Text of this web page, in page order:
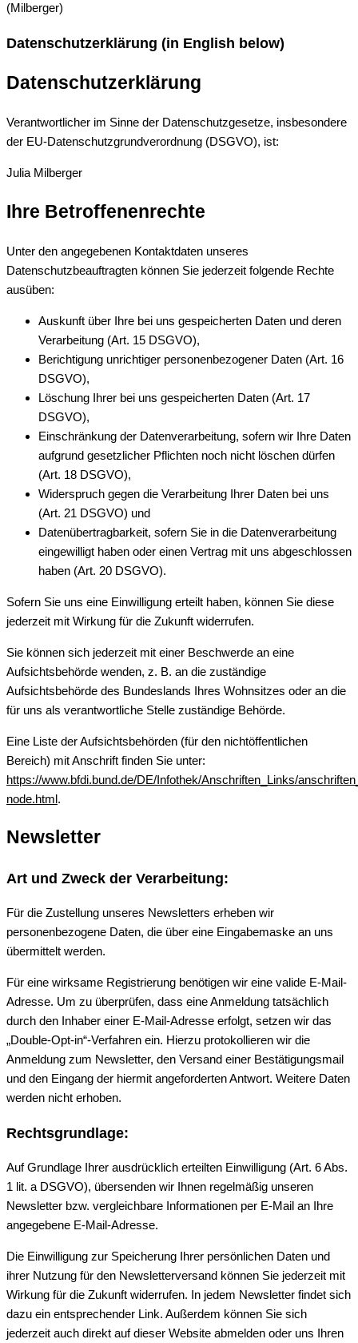
(Milberger)
Datenschutzerklärung (in English below)
Datenschutzerklärung
Verantwortlicher im Sinne der Datenschutzgesetze, insbesondere
der EU-Datenschutzgrundverordnung (DSGVO), ist:
Julia Milberger
Ihre Betroffenenrechte
Unter den angegebenen Kontaktdaten unseres
Datenschutzbeauftragten können Sie jederzeit folgende Rechte
ausüben:
Auskunft über Ihre bei uns gespeicherten Daten und deren
Verarbeitung (Art. 15 DSGVO),
Berichtigung unrichtiger personenbezogener Daten (Art. 16
DSGVO),
Löschung Ihrer bei uns gespeicherten Daten (Art. 17
DSGVO),
Einschränkung der Datenverarbeitung, sofern wir Ihre Daten
aufgrund gesetzlicher Pflichten noch nicht löschen dürfen
(Art. 18 DSGVO),
Widerspruch gegen die Verarbeitung Ihrer Daten bei uns
(Art. 21 DSGVO) und
Datenübertragbarkeit, sofern Sie in die Datenverarbeitung
eingewilligt haben oder einen Vertrag mit uns abgeschlossen
haben (Art. 20 DSGVO).
Sofern Sie uns eine Einwilligung erteilt haben, können Sie diese
jederzeit mit Wirkung für die Zukunft widerrufen.
Sie können sich jederzeit mit einer Beschwerde an eine
Aufsichtsbehörde wenden, z. B. an die zuständige
Aufsichtsbehörde des Bundeslands Ihres Wohnsitzes oder an die
für uns als verantwortliche Stelle zuständige Behörde.
Eine Liste der Aufsichtsbehörden (für den nichtöffentlichen
Bereich) mit Anschrift finden Sie unter:
https://www.bfdi.bund.de/DE/Infothek/Anschriften_Links/
node.html.
Newsletter
Art und Zweck der Verarbeitung:
Für die Zustellung unseres Newsletters erheben wir
personenbezogene Daten, die über eine Eingabemaske an uns
übermittelt werden.
Für eine wirksame Registrierung benötigen wir eine valide E-Mail-
Adresse. Um zu überprüfen, dass eine Anmeldung tatsächlich
durch den Inhaber einer E-Mail-Adresse erfolgt, setzen wir das
„Double-Opt-in“-Verfahren ein. Hierzu protokollieren wir die
Anmeldung zum Newsletter, den Versand einer Bestätigungsmail
und den Eingang der hiermit angeforderten Antwort. Weitere Daten
werden nicht erhoben.
Rechtsgrundlage:
Auf Grundlage Ihrer ausdrücklich erteilten Einwilligung (Art. 6 Abs.
1 lit. a DSGVO), übersenden wir Ihnen regelmäßig unseren
Newsletter bzw. vergleichbare Informationen per E-Mail an Ihre
angegebene E-Mail-Adresse.
Die Einwilligung zur Speicherung Ihrer persönlichen Daten und
ihrer Nutzung für den Newsletterversand können Sie jederzeit mit
Wirkung für die Zukunft widerrufen. In jedem Newsletter findet sich
dazu ein entsprechender Link. Außerdem können Sie sich
jederzeit auch direkt auf dieser Website abmelden oder uns Ihren